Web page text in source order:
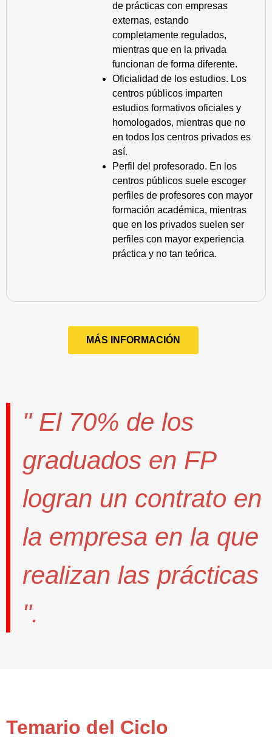
de prácticas con empresas
externas, estando
completamente regulados,
mientras que en la privada
funcionan de forma diferente.
Oficialidad de los estudios. Los
centros públicos imparten
estudios formativos oficiales y
homologados, mientras que no
en todos los centros privados es
así.
Perfil del profesorado. En los
centros públicos suele escoger
perfiles de profesores con mayor
formación académica, mientras
que en los privados suelen ser
perfiles con mayor experiencia
práctica y no tan teórica.
MÁS INFORMACIÓN
" El 70% de los
graduados en FP
logran un contrato en
la empresa en la que
realizan las prácticas
".
Temario del Ciclo